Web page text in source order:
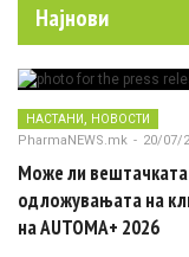
Најнови
НАСТАНИ, НОВОСТИ
PharmaNEWS.mk - 20/07/
Може ли вештачката
одложувањата на
на AUTOMA+ 2026